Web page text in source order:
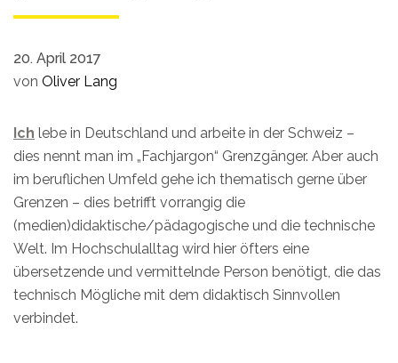
20. April 2017
von Oliver Lang
Ich lebe in Deutschland und arbeite in der Schweiz –
dies nennt man im „Fachjargon“ Grenzgänger. Aber auch
im beruflichen Umfeld gehe ich thematisch gerne über
Grenzen – dies betrifft vorrangig die
(medien)didaktische/pädagogische und die technische
Welt. Im Hochschulalltag wird hier öfters eine
übersetzende und vermittelnde Person benötigt, die das
technisch Mögliche mit dem didaktisch Sinnvollen
verbindet.